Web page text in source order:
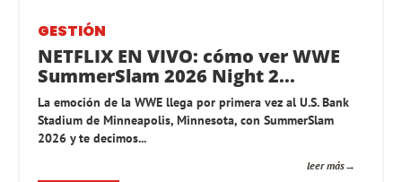
GESTIÓN
NETFLIX EN VIVO: cómo ver WWE
SummerSlam 2026 Night 2...
La emoción de la WWE llega por primera vez al U.S. Bank
Stadium de Minneapolis, Minnesota, con SummerSlam
2026 y te decimos...
leer más